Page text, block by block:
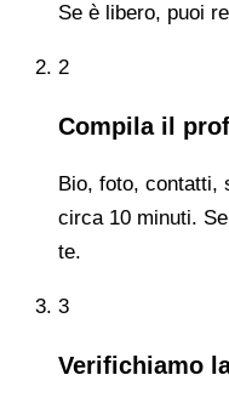
Se è libero, puoi
2
Compila il
Bio, foto, contatti,
circa 10 minuti.
te.
3
Verifichiamo